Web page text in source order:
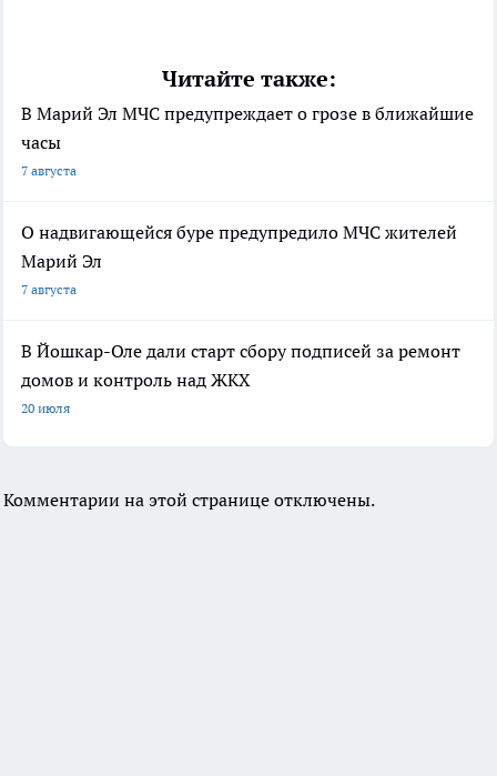
Читайте также:
В Марий Эл МЧС предупреждает о грозе в ближайшие
часы
7 августа
О надвигающейся буре предупредило МЧС жителей
Марий Эл
7 августа
В Йошкар-Оле дали старт сбору подписей за ремонт
домов и контроль над ЖКХ
20 июля
Комментарии на этой странице отключены.